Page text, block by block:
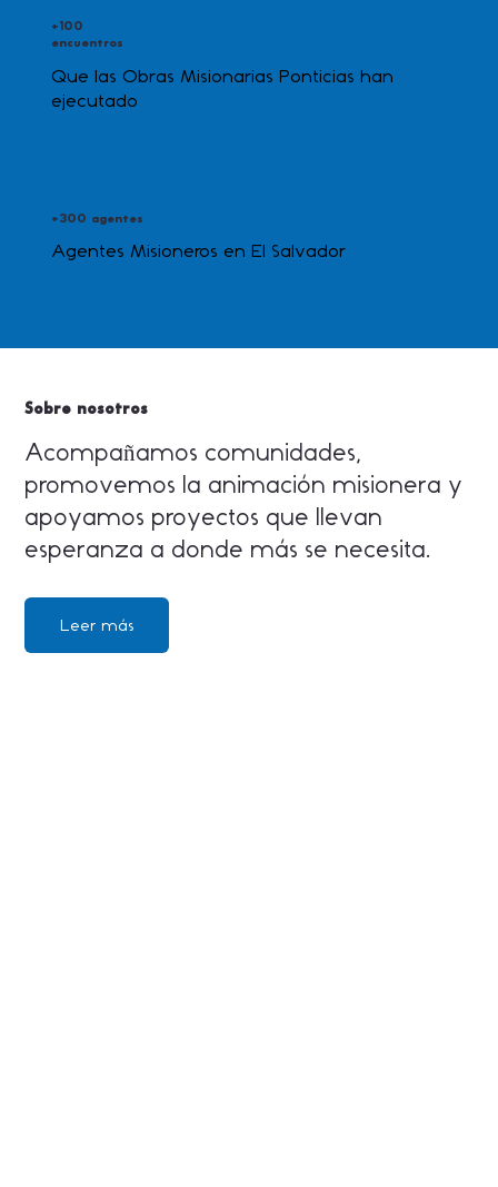
Que las Obras Misionarias Ponticias han
ejecutado
+100
encuentros
Agentes Misioneros en El Salvador
+300 agentes
Sobre nosotros
Acompañamos comunidades,
promovemos la animación misionera y
apoyamos proyectos que llevan
esperanza a donde más se necesita.
Leer más